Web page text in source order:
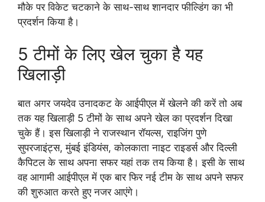
मौके पर विकेट चटकाने के साथ-साथ शानदार फील्डिंग का भी
प्रदर्शन किया है।
5 टीमों के लिए खेल चुका है यह
खिलाड़ी
बात अगर जयदेव उनादकट के आईपीएल में खेलने की करें तो अब
तक यह खिलाड़ी 5 टीमों के साथ अपने खेल का प्रदर्शन दिखा
चुके हैं। इस खिलाड़ी ने राजस्थान रॉयल्स, राइजिंग पुणे
सुपरजाइंट्स, मुंबई इंडियंस, कोलकाता नाइट राइडर्स और दिल्ली
कैपिटल के साथ अपना सफर यहां तक तय किया है। इसी के साथ
वह आगामी आईपीएल में एक बार फिर नई टीम के साथ अपने सफर
की शुरुआत करते हुए नजर आएंगे।